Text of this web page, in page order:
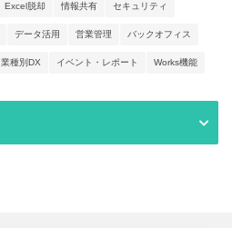
Excel脱却 情報共有 セキュリティ
データ活用 営業管理 バックオフィス
業種別DX イベント・レポート Works機能